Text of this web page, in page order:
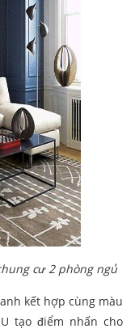
cư 2 phòng ngủ
kết hợp cùng màu
tạo điểm nhấn cho